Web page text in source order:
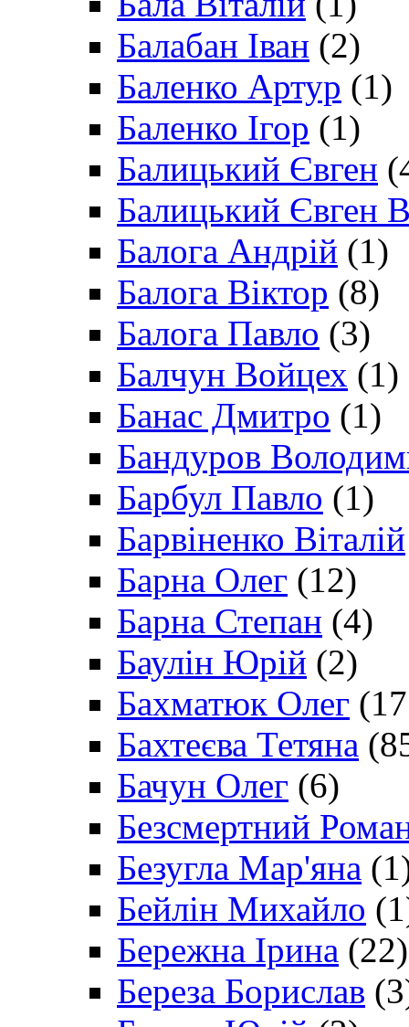
Балабан Іван (2)
Баленко Артур (1)
Баленко Ігор (1)
Балицький Євген
Балицький Євген
Балога Андрій (1)
Балога Віктор (8)
Балога Павло (3)
Балчун Войцех (1)
Банас Дмитро (1)
Бандуров
Барбул Павло (1)
Барвіненко Віталій
Барна Олег (12)
Барна Степан (4)
Баулін Юрій (2)
Бахматюк Олег
Бахтеєва Тетяна
Бачун Олег (6)
Безсмертний
Безугла Мар'яна
Бейлін Михайло
Бережна Ірина (22)
Береза Борислав